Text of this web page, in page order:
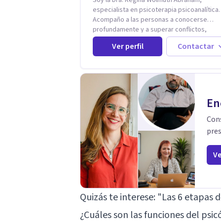
especialista en psicoterapia psicoanalítica.
Acompaño a las personas a conocerse
profundamente y a superar conflictos,
problemas emocionales y traumas que
su calidad de vida. He trabajado en
instituciones como el Hospital Psiquiátrico
Bernardino, Hospital Psiquiátrico Infantil y el
Centro de Integración Juvenil. Además, tuve
privilegio de colaborar en comunidades
Olivar del Conde y Xochimilco, lo que me
permitió conocer diversas realidades y
necesidades.
Ver perfil Contactar
Quizás te interese: "Las 6 etapas
¿Cuáles son las funciones del